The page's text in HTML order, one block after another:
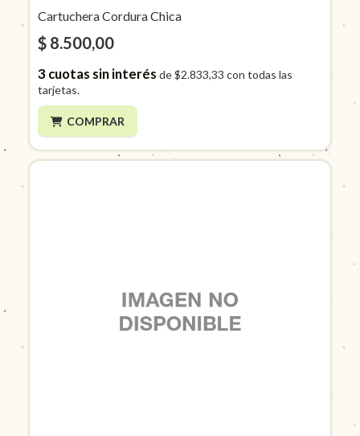
Cartuchera Cordura Chica
$ 8.500,00
3cuotas sin interés de$2.833,33 con todas las
tarjetas.
COMPRAR